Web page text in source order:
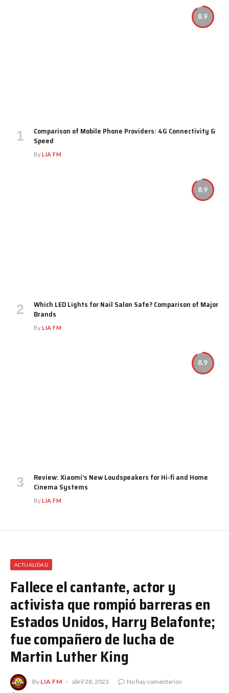
8.9
Comparison of Mobile Phone Providers: 4G Connectivity &
Speed
ByLIA FM
8.9
Which LED Lights for Nail Salon Safe? Comparison of Major
Brands
ByLIA FM
8.9
Review: Xiaomi’s New Loudspeakers for Hi-fi and Home
Cinema Systems
ByLIA FM
ACTUALIDAD
Fallece el cantante, actor y
activista que rompió barreras en
Estados Unidos, Harry Belafonte;
fue compañero de lucha de
Martin Luther King
By LIA FM abril 28, 2023
No hay comentarios